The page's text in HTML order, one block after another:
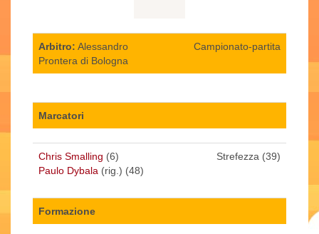
Arbitro: Alessandro
Prontera di Bologna
Campionato-partita
Marcatori
Chris Smalling (6)
Paulo Dybala (rig.) (48)
Strefezza (39)
Formazione